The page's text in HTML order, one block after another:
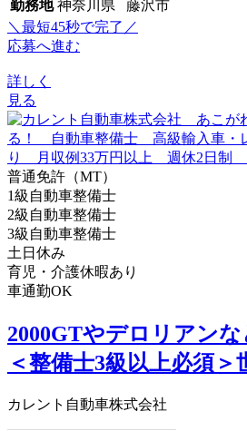
勤務地 神奈川県 藤沢市
＼最短45秒で完了／
応募へ進む
詳しく
見る
普通免許（MT）
1級自動車整備士
2級自動車整備士
3級自動車整備士
土日休み
育児・介護休暇あり
車通勤OK
2000GTやデロリアン
＜整備士3級以上必須＞
カレント自動車株式会社